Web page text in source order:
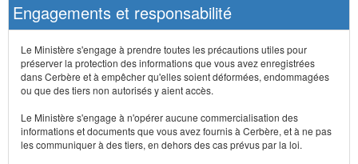
Engagements et responsabilité
Le Ministère s'engage à prendre toutes les précautions utiles pour
préserver la protection des informations que vous avez enregistrées
dans Cerbère et à empêcher qu'elles soient déformées, endommagées
ou que des tiers non autorisés y aient accès.
Le Ministère s'engage à n'opérer aucune commercialisation des
informations et documents que vous avez fournis à Cerbère, et à ne pas
les communiquer à des tiers, en dehors des cas prévus par la loi.